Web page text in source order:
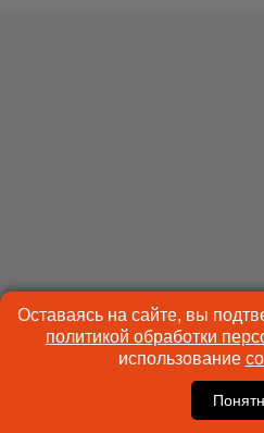
Оставаясь на сайте, вы
политикой обработки
использование